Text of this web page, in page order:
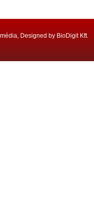
Designed by BioDigit Kft.